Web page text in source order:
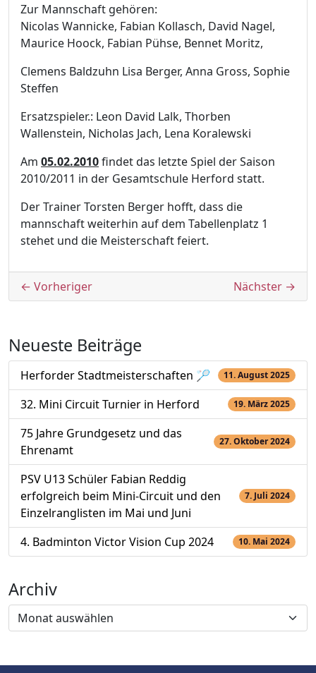
Zur Mannschaft gehören:
Nicolas Wannicke, Fabian Kollasch, David Nagel,
Maurice Hoock, Fabian Pühse, Bennet Moritz,
Clemens Baldzuhn Lisa Berger, Anna Gross, Sophie
Steffen
Ersatzspieler.: Leon David Lalk, Thorben
Wallenstein, Nicholas Jach, Lena Koralewski
Am 05.02.2010findet das letzte Spiel der Saison
2010/2011 in der Gesamtschule Herford statt.
Der Trainer Torsten Berger hofft, dass die
mannschaft weiterhin auf dem Tabellenplatz 1
stehet und die Meisterschaft feiert.
Beitragsnavigation
← Vorheriger Nächster →
Neueste Beiträge
Herforder Stadtmeisterschaften 🏸 11. August 2025
32. Mini Circuit Turnier in Herford 19. März 2025
75 Jahre Grundgesetz und das
Ehrenamt
27. Oktober 2024
PSV U13 Schüler Fabian Reddig
erfolgreich beim Mini-Circuit und den
Einzelranglisten im Mai und Juni
7. Juli 2024
4. Badminton Victor Vision Cup 2024 10. Mai 2024
Archiv
Archiv